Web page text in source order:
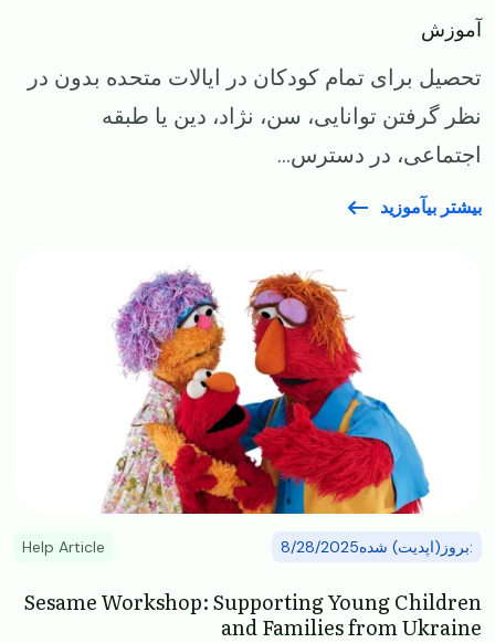
آموزش
تحصیل برای تمام کودکان در ایالات متحده بدون در
نظر گرفتن توانایی، سن، نژاد، دین یا طبقه
اجتماعی، در دسترس...
بیشتر بیآموزید
:بروز(اپدیت) شده8/28/2025 Help Article
Sesame Workshop: Supporting Young Children
and Families from Ukraine